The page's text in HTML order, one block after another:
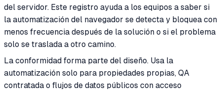
del servidor. Este registro ayuda a los equipos a saber si
la automatización del navegador se detecta y bloquea con
menos frecuencia después de la solución o si el problema
solo se traslada a otro camino.
La conformidad forma parte del diseño. Usa la
automatización solo para propiedades propias, QA
contratada o flujos de datos públicos con acceso